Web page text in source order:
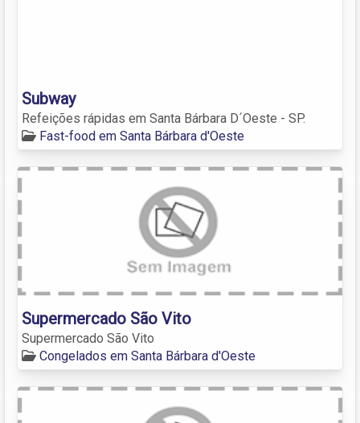
Subway
Refeições rápidas em Santa Bárbara D´Oeste - SP.
Fast-food em Santa Bárbara d'Oeste
Supermercado São Vito
Supermercado São Vito
Congelados em Santa Bárbara d'Oeste